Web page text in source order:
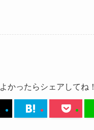
よかったらシェアしてね！